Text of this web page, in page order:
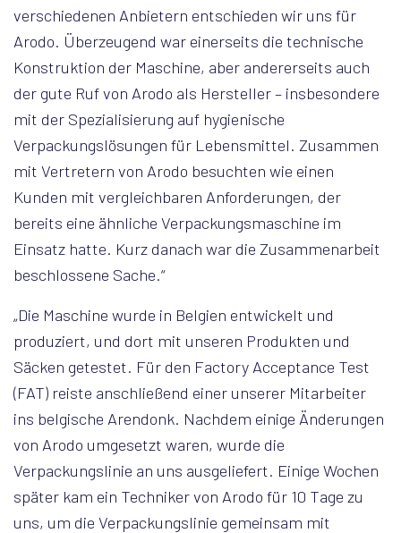
verschiedenen Anbietern entschieden wir uns für
Arodo. Überzeugend war einerseits die technische
Konstruktion der Maschine, aber andererseits auch
der gute Ruf von Arodo als Hersteller – insbesondere
mit der Spezialisierung auf hygienische
Verpackungslösungen für Lebensmittel. Zusammen
mit Vertretern von Arodo besuchten wie einen
Kunden mit vergleichbaren Anforderungen, der
bereits eine ähnliche Verpackungsmaschine im
Einsatz hatte. Kurz danach war die Zusammenarbeit
beschlossene Sache.“
„Die Maschine wurde in Belgien entwickelt und
produziert, und dort mit unseren Produkten und
Säcken getestet. Für den Factory Acceptance Test
(FAT) reiste anschließend einer unserer Mitarbeiter
ins belgische Arendonk. Nachdem einige Änderungen
von Arodo umgesetzt waren, wurde die
Verpackungslinie an uns ausgeliefert. Einige Wochen
später kam ein Techniker von Arodo für 10 Tage zu
uns, um die Verpackungslinie gemeinsam mit